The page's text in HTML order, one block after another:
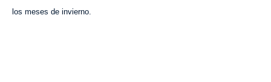
los meses de invierno.